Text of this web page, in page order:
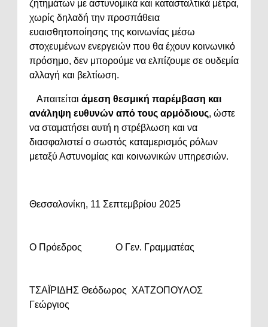
ζητημάτων με αστυνομικά και κατασταλτικά μέτρα,
χωρίς δηλαδή την προσπάθεια
ευαισθητοποίησης της κοινωνίας μέσω
στοχευμένων ενεργειών που θα έχουν κοινωνικό
πρόσημο, δεν μπορούμε να ελπίζουμε σε ουδεμία
αλλαγή και βελτίωση.
Απαιτείται άμεση θεσμική παρέμβαση και
ανάληψη ευθυνών από τους αρμόδιους, ώστε
να σταματήσει αυτή η στρέβλωση και να
διασφαλιστεί ο σωστός καταμερισμός ρόλων
μεταξύ Αστυνομίας και κοινωνικών υπηρεσιών.
Θεσσαλονίκη, 11 Σεπτεμβρίου 2025
Ο Πρόεδρος Ο Γεν. Γραμματέας
ΤΣΑΪΡΙΔΗΣ Θεόδωρος ΧΑΤΖΟΠΟΥΛΟΣ
Γεώργιος